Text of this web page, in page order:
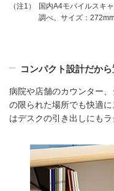
（注1）
国内A4モバイルスキ
調べ。サイズ：
コンパクト設計だか
病院や店舗のカウンター
の限られた場所でも快適
はデスクの引き出しにもラ